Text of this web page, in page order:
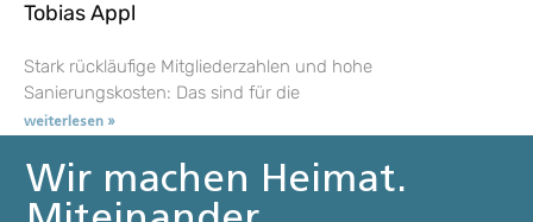
Tobias Appl
Stark rückläufige Mitgliederzahlen und hohe
Sanierungskosten: Das sind für die
weiterlesen »
Wir machen Heimat.